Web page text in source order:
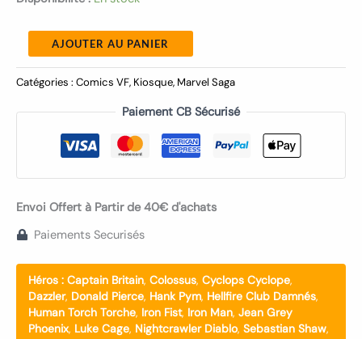
AJOUTER AU PANIER
Catégories : Comics VF, Kiosque, Marvel Saga
Paiement CB Sécurisé
Envoi Offert à Partir de 40€ d'achats
Paiements Securisés
Héros : Captain Britain, Colossus, Cyclops Cyclope,
Dazzler, Donald Pierce, Hank Pym, Hellfire Club Damnés,
Human Torch Torche, Iron Fist, Iron Man, Jean Grey
Phoenix, Luke Cage, Nightcrawler Diablo, Sebastian Shaw,